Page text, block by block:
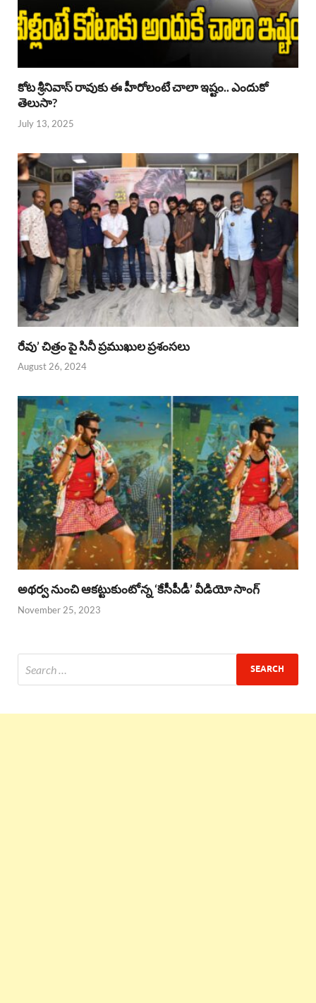
కోట శ్రీనివాస్ రావుకు ఈ హీరోలంటే చాలా ఇష్టం.. ఎందుకో
తెలుసా?
July 13, 2025
రేవు’ చిత్రం పై సినీ ప్రముఖుల ప్రశంసలు
August 26, 2024
అథర్వ నుంచి ఆకట్టుకుంటోన్న ‘కేసీపీడీ’ వీడియో సాంగ్
November 25, 2023